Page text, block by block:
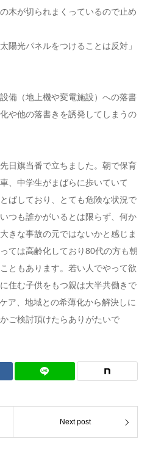
木が切られまくっているので止め
陽光パネルをつけることは反対」
備（地上機や変電施設）への落書
や他の落書きを誘発してしまうの
日旗当番で立ちました。朝で保育
、中学生がまばらに歩いていて
ばしており、とても危険な状況で
つも誰かがいるとは限らず、何か
きな事故の元ではないかと感じま
ては高齢化しており80代の方も朝
ともあります。若い人でやって欲
住む子供をもつ親は大半共働きで
ア、地域との希薄化から解決しに
ご検討頂けたらありがたいで
Next post